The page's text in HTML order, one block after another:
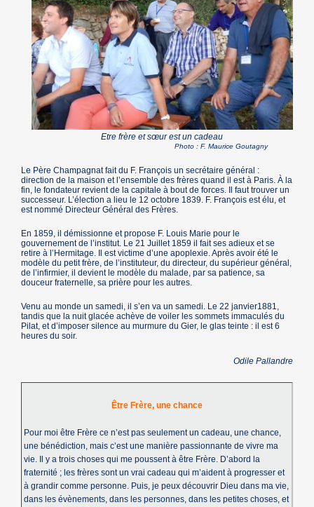
Etre frère et sœur est un cadeau
Photo : F. Maurice Goutagny
Le Père Champagnat fait du F. François un secrétaire général :
direction de la maison et l’ensemble des frères quand il est à Paris. À la
fin, le fondateur revient de la capitale à bout de forces. Il faut trouver un
successeur. L’élection a lieu le 12 octobre 1839. F. François est élu, et
est nommé Directeur Général des Frères.
En 1859, il démissionne et propose F. Louis Marie pour le
gouvernement de l’institut. Le 21 Juillet 1859 il fait ses adieux et se
retire à l’Hermitage. Il est victime d’une apoplexie. Après avoir été le
modèle du petit frère, de l’instituteur, du directeur, du supérieur général,
de l’infirmier, il devient le modèle du malade, par sa patience, sa
douceur fraternelle, sa prière pour les autres.
Venu au monde un samedi, il s’en va un samedi. Le 22 janvier1881,
tandis que la nuit glacée achève de voiler les sommets immaculés du
Pilat, et d’imposer silence au murmure du Gier, le glas teinte : il est 6
heures du soir.
Odile Pallandre
Être Frère, une chance
Pour moi être Frère ce n’est pas seulement un cadeau, une chance,
une bénédiction, mais c’est une manière passionnante de vivre ma
vie. Il y a trois choses qui me poussent à être Frère. D’abord la
fraternité ; les frères sont un vrai cadeau qui m’aident à progresser et
à grandir comme personne. Puis, je peux découvrir Dieu dans ma vie,
dans les évènements, dans les personnes, dans les petites choses, et